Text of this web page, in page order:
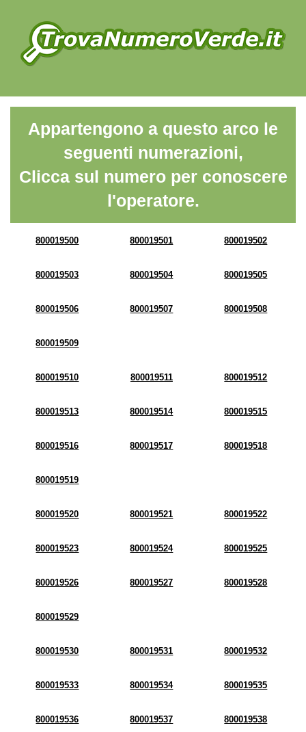
Appartengono a questo arco le
seguenti numerazioni,
Clicca sul numero per conoscere
l'operatore.
800019500 800019501 800019502
800019503 800019504 800019505
800019506 800019507 800019508
800019509
800019510 800019511 800019512
800019513 800019514 800019515
800019516 800019517 800019518
800019519
800019520 800019521 800019522
800019523 800019524 800019525
800019526 800019527 800019528
800019529
800019530 800019531 800019532
800019533 800019534 800019535
800019536 800019537 800019538